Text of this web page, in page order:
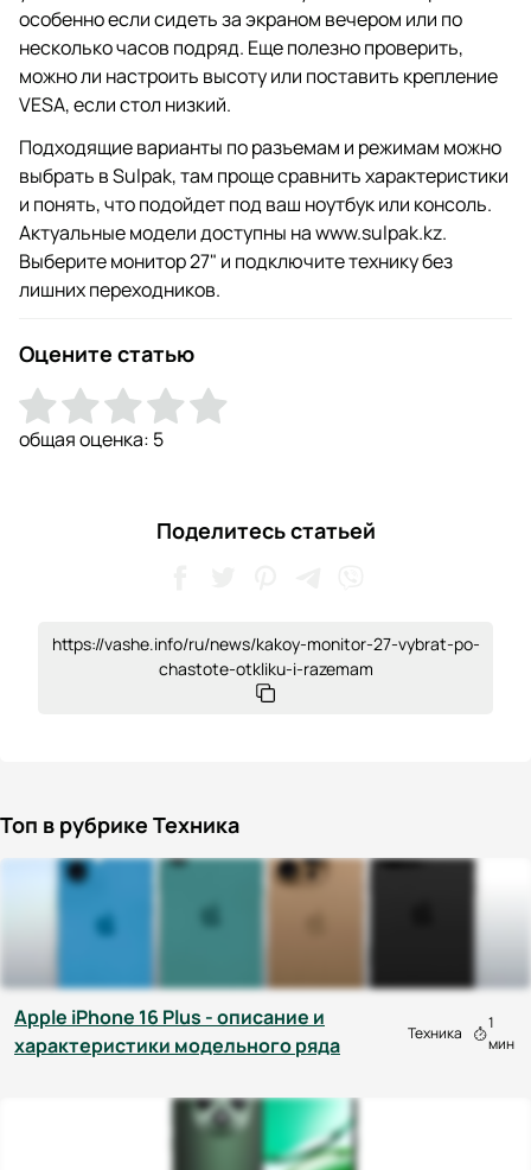
особенно если сидеть за экраном вечером или по
несколько часов подряд. Еще полезно проверить,
можно ли настроить высоту или поставить крепление
VESA, если стол низкий.
Подходящие варианты по разъемам и режимам можно
выбрать в Sulpak, там проще сравнить характеристики
и понять, что подойдет под ваш ноутбук или консоль.
Актуальные модели доступны на www.sulpak.kz.
Выберите монитор 27" и подключите технику без
лишних переходников.
Оцените статью
общая оценка: 5
Поделитесь статьей
https://vashe.info/ru/news/kakoy-monitor-27-vybrat-po-
chastote-otkliku-i-razemam
Топ в рубрике Техника
Apple iPhone 16 Plus - описание и
характеристики модельного ряда
Техника
1
мин